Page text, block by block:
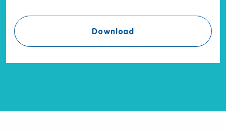
DownloadEbook 'In 12 stappen